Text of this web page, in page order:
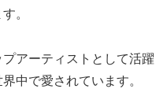
。
アーティストとして活躍
中で愛されています。